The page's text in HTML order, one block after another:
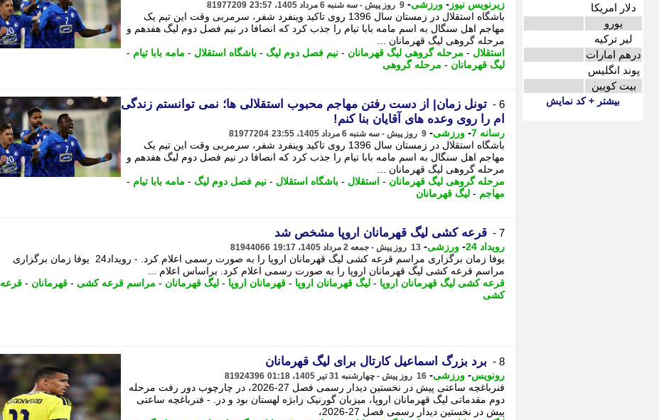
دلار امریکا
یورو
لیر ترکیه
درهم امارات
پوند انگلیس
بیت کویین
بیشتر + کد نمایش
زیرنویس نیوز - ورزشی- 9 روز پیش - سه شنبه 6 مرداد 1405، 23:57 81977209
باشگاه استقلال در زمستان سال 1396 روی تاکید وینفرد شفر، سرمربی وقت این تیم یک
مهاجم اهل سنگال به اسم مامه بابا تیام را جذب کرد که انصافا در نیم فصل دوم لیگ هفدهم و
مرحله گروهی لیگ قهرمانان ...
استقلال - مرحله گروهی لیگ قهرمانان - نیم فصل دوم لیگ - باشگاه استقلال - مامه بابا تیام -
لیگ قهرمانان - مرحله گروهی
6 -
تونل زمان| از دست رفتن مهاجم محبوب استقلالی ها؛ نمی توانستم زندگی
ام را روی وعده های آقایان بنا کنم!
رسانه 7 - ورزشی- 9 روز پیش - سه شنبه 6 مرداد 1405، 23:55 81977204
باشگاه استقلال در زمستان سال 1396 روی تاکید وینفرد شفر، سرمربی وقت این تیم یک
مهاجم اهل سنگال به اسم مامه بابا تیام را جذب کرد که انصافا در نیم فصل دوم لیگ هفدهم و
مرحله گروهی لیگ قهرمانان ...
مرحله گروهی لیگ قهرمانان - استقلال - باشگاه استقلال - نیم فصل دوم لیگ - مامه بابا تیام -
مهاجم - لیگ قهرمانان
7 - قرعه کشی لیگ قهرمانان اروپا مشخص شد
رویداد 24 - ورزشی- 13 روز پیش - جمعه 2 مرداد 1405، 19:17 81944066
یوفا زمان برگزاری مراسم قرعه کشی لیگ قهرمانان اروپا را به صورت رسمی اعلام کرد. - رویداد24 یوفا زمان برگزاری
مراسم قرعه کشی لیگ قهرمانان اروپا را به صورت رسمی اعلام کرد. براساس اعلام ...
قرعه کشی لیگ قهرمانان اروپا - لیگ قهرمانان اروپا - قهرمانان اروپا - لیگ قهرمانان - مراسم قرعه کشی - قهرمانان - قرعه
کشی
8 - برد بزرگ اسماعیل کارتال برای لیگ قهرمانان
رونویس- ورزشی- 16 روز پیش - چهارشنبه 31 تیر 1405، 01:18 81924396
فنرباغچه ساعتی پیش در نخستین دیدار رسمی فصل 27-2026، در چارچوب دور رفت مرحله
دوم مقدماتی لیگ قهرمانان اروپا، میزبان گورنیک زابژه لهستان بود و در. - فنرباغچه ساعتی
پیش در نخستین دیدار رسمی فصل 27-2026،